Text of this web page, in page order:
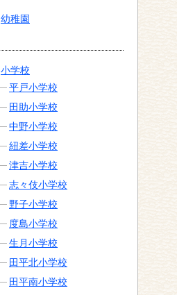
幼稚園
小学校
平戸小学校
田助小学校
中野小学校
紐差小学校
津吉小学校
志々伎小学校
野子小学校
度島小学校
生月小学校
田平北小学校
田平南小学校